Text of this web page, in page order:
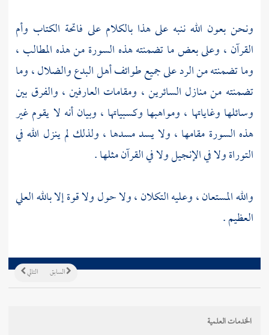
ونحن بعون الله ننبه على هذا بالكلام على فاتحة الكتاب وأم
القرآن ، وعلى بعض ما تضمنته هذه السورة من هذه المطالب ،
وما تضمنته من الرد على جميع طوائف أهل البدع والضلال ، وما
تضمنته من منازل السائرين ، ومقامات العارفين ، والفرق بين
وسائلها وغاياتها ، ومواهبها وكسبياتها ، وبيان أنه لا يقوم غير
هذه السورة مقامها ، ولا يسد مسدها ، ولذلك لم ينزل الله في
التوراة ولا في الإنجيل ولا في القرآن مثلها .
والله المستعان ، وعليه التكلان ، ولا حول ولا قوة إلا بالله العلي
العظيم .
التالي السابق
الخدمات العلمية